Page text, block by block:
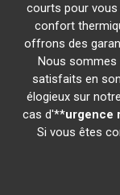
courts pour
confort
offrons des
Nous sommes
satisfaits en
élogieux sur
cas d'**urgence
Si vous êtes